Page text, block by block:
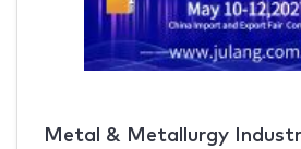
Metal & Metallurgy